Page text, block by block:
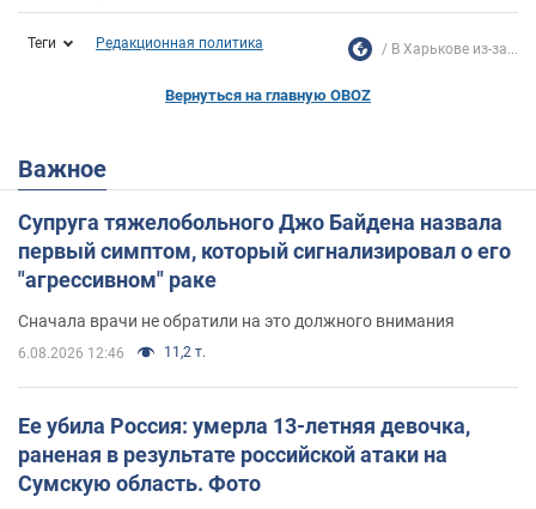
Теги Редакционная политика В Харькове из-за...
Вернуться на главную OBOZ
Важное
Супруга тяжелобольного Джо Байдена назвала
первый симптом, который сигнализировал о его
"агрессивном" раке
Сначала врачи не обратили на это должного внимания
6.08.2026 12:46 11,2 т.
Ее убила Россия: умерла 13-летняя девочка,
раненая в результате российской атаки на
Сумскую область. Фото